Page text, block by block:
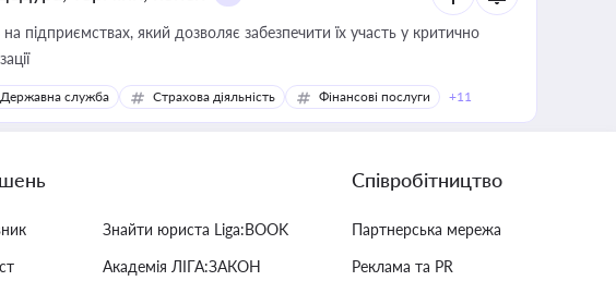
підприємствах, який дозволяє забезпечити їх участь у критично
Державна служба Страхова діяльність Фінансові послуги +11
Знайти юриста Liga:BOOK
Академія ЛІГА:ЗАКОН
Співробітництво
Партнерська мережа
Реклама та PR